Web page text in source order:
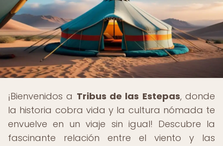
¡Bienvenidos a Tribus de las Estepas, donde
la historia cobra vida y la cultura nómada te
envuelve en un viaje sin igual! Descubre la
fascinante relación entre el viento y las